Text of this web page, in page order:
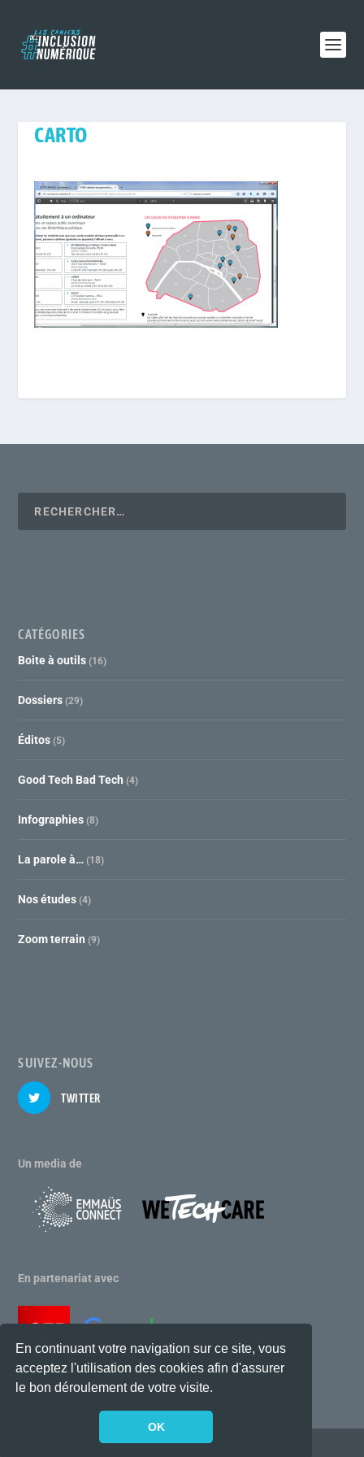
En continuant votre navigation sur ce site, vous
acceptez l'utilisation des cookies afin d'assurer
le bon déroulement de votre visite.
OK
CARTO
CATÉGORIES
Boite à outils (16)
Dossiers (29)
Éditos (5)
Good Tech Bad Tech (4)
Infographies (8)
La parole à… (18)
Nos études (4)
Zoom terrain (9)
SUIVEZ-NOUS
TWITTER
Un media de
En partenariat avec